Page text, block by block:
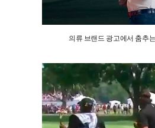
의류 브랜드 광고에서 춤추